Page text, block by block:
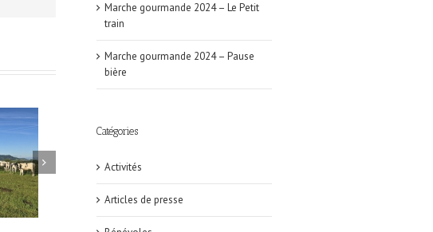
Marche gourmande 2024 – Le Petit
train
Marche gourmande 2024 – Pause
bière
Catégories
Activités
Articles de presse